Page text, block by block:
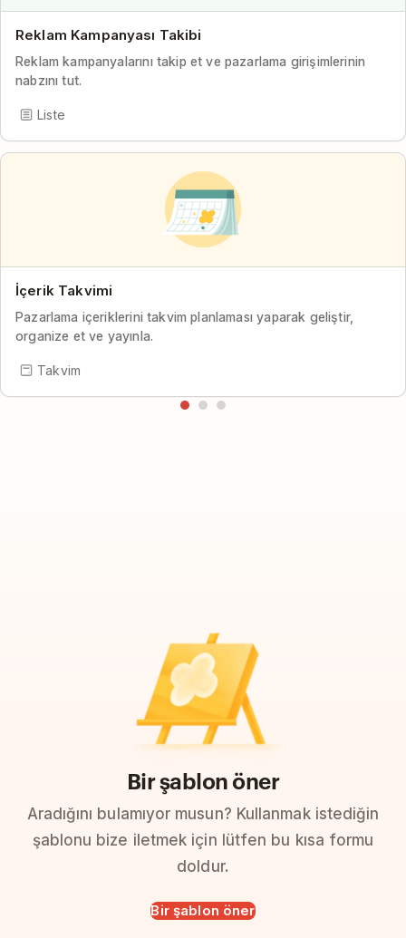
Reklam Kampanyası Takibi
Reklam kampanyalarını takip et ve pazarlama girişimlerinin
nabzını tut.
Liste
İçerik Takvimi
Pazarlama içeriklerini takvim planlaması yaparak geliştir,
organize et ve yayınla.
Takvim
Bir şablon öner
Aradığını bulamıyor musun? Kullanmak istediğin
şablonu bize iletmek için lütfen bu kısa formu
doldur.
Bir şablon öner